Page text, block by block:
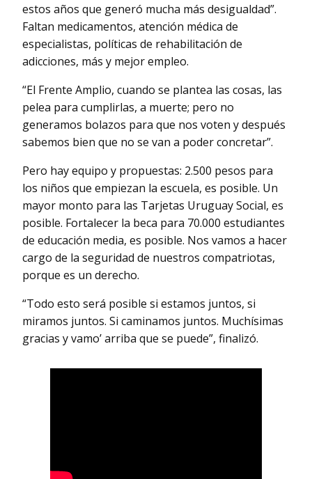
estos años que generó mucha más desigualdad”.
Faltan medicamentos, atención médica de
especialistas, políticas de rehabilitación de
adicciones, más y mejor empleo.
“El Frente Amplio, cuando se plantea las cosas, las
pelea para cumplirlas, a muerte; pero no
generamos bolazos para que nos voten y después
sabemos bien que no se van a poder concretar”.
Pero hay equipo y propuestas: 2.500 pesos para
los niños que empiezan la escuela, es posible. Un
mayor monto para las Tarjetas Uruguay Social, es
posible. Fortalecer la beca para 70.000 estudiantes
de educación media, es posible. Nos vamos a hacer
cargo de la seguridad de nuestros compatriotas,
porque es un derecho.
“Todo esto será posible si estamos juntos, si
miramos juntos. Si caminamos juntos. Muchísimas
gracias y vamo’ arriba que se puede”, finalizó.